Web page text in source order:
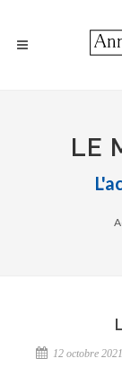
LE
12 octobre 2021